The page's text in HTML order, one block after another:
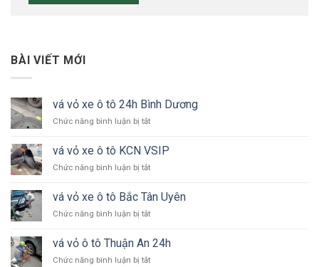
BÀI VIẾT MỚI
vá vỏ xe ô tô 24h Bình Dương
Chức năng bình luận bị tắtở
vỏ
xe
ô
24h
Dương
vá vỏ xe ô tô KCN VSIP
Chức năng bình luận bị tắtở
vỏ
xe
ô
KCN
vá vỏ xe ô tô Bắc Tân Uyên
Chức năng bình luận bị tắtở
vỏ
xe
ô
vá vỏ ô tô Thuận An 24h
Chức năng bình luận bị tắtở